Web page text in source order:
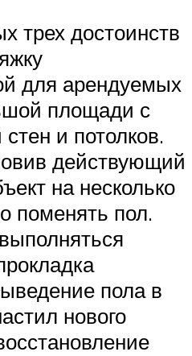
трех достоинств
для арендуемых
площади с
стен и потолков.
действующий
на несколько
поменять пол.
пола в
нового